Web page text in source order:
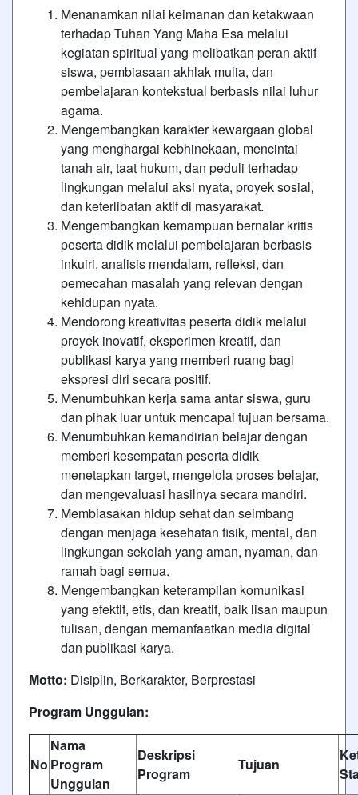
Menanamkan nilai keimanan dan ketakwaan
terhadap Tuhan Yang Maha Esa melalui
kegiatan spiritual yang melibatkan peran aktif
siswa, pembiasaan akhlak mulia, dan
pembelajaran kontekstual berbasis nilai luhur
agama.
Mengembangkan karakter kewargaan global
yang menghargai kebhinekaan, mencintai
tanah air, taat hukum, dan peduli terhadap
lingkungan melalui aksi nyata, proyek sosial,
dan keterlibatan aktif di masyarakat.
Mengembangkan kemampuan bernalar kritis
peserta didik melalui pembelajaran berbasis
inkuiri, analisis mendalam, refleksi, dan
pemecahan masalah yang relevan dengan
kehidupan nyata.
Mendorong kreativitas peserta didik melalui
proyek inovatif, eksperimen kreatif, dan
publikasi karya yang memberi ruang bagi
ekspresi diri secara positif.
Menumbuhkan kerja sama antar siswa, guru
dan pihak luar untuk mencapai tujuan bersama.
Menumbuhkan kemandirian belajar dengan
memberi kesempatan peserta didik
menetapkan target, mengelola proses belajar,
dan mengevaluasi hasilnya secara mandiri.
Membiasakan hidup sehat dan seimbang
dengan menjaga kesehatan fisik, mental, dan
lingkungan sekolah yang aman, nyaman, dan
ramah bagi semua.
Mengembangkan keterampilan komunikasi
yang efektif, etis, dan kreatif, baik lisan maupun
tulisan, dengan memanfaatkan media digital
dan publikasi karya.
Motto: Disiplin, Berkarakter, Berprestasi
Program Unggulan:
No
Nama
Program
Unggulan
Deskripsi
Program
Tujuan